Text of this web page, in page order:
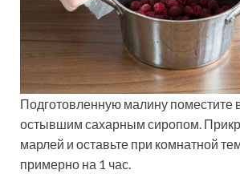
Подготовленную малину поместите
остывшим сахарным сиропом.
марлей и оставьте при комнатной
примерно на 1 час.